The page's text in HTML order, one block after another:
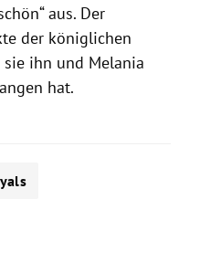
aus. Der
der königlichen
ihn und Melania
hat.